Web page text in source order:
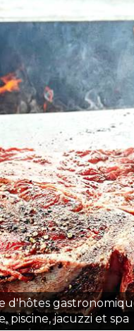
d'hôtes
piscine, jacuzzi et spa